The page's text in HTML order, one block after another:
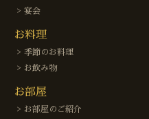
宴会
お料理
季節のお料理
お飲み物
お部屋
お部屋のご紹介